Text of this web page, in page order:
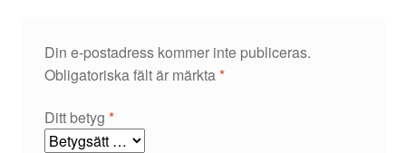
Din e-postadress kommer inte publiceras.
Obligatoriska fält är märkta*
Ditt betyg *